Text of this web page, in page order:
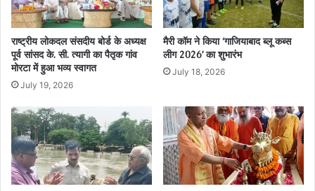
राष्ट्रीय लोकदल संसदीय बोर्ड के अध्यक्ष
पूर्व सांसद के. सी. त्यागी का पैतृक गांव
मोरटा में हुआ भव्य स्वागत
July 19, 2026
मैरी कॉम ने किया ‘गाजियाबाद ब्लू कब्स
लीग 2026’ का शुभारंभ
July 18, 2026